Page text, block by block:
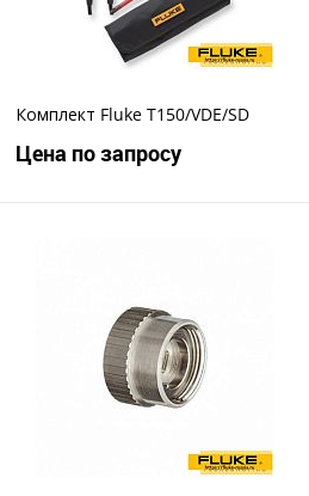
Комплект Fluke T150/VDE/SD
Цена по запросу
Купить в 1 клик
В избранное